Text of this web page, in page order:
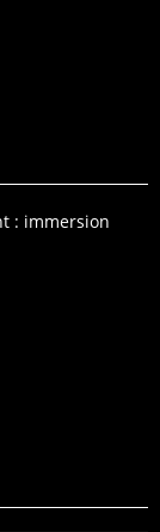
: immersion